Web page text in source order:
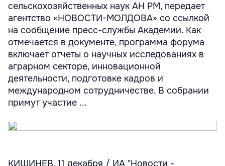
сельскохозяйственных наук АН РМ, передает
агентство «НОВОСТИ-МОЛДОВА» со ссылкой
на сообщение пресс-службы Академии. Как
отмечается в документе, программа форума
включает отчеты о научных исследованиях в
аграрном секторе, инновационной
деятельности, подготовке кадров и
международном сотрудничестве. В собрании
примут участие ...
КИШИНЕВ, 11 декабря / ИА "Новости -